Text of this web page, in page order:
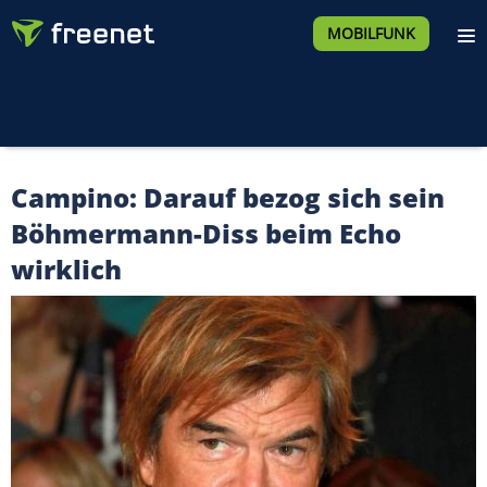
MOBILFUNK
Campino: Darauf bezog sich sein
Böhmermann-Diss beim Echo
wirklich